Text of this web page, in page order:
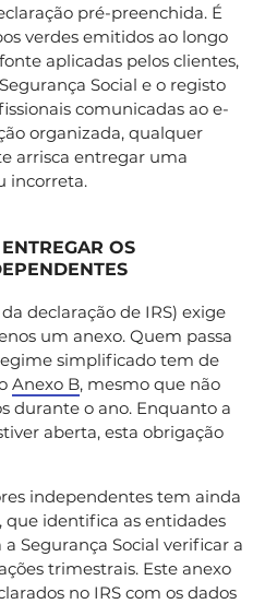
pré-preenchida. É
verdes emitidos ao longo
aplicadas pelos clientes,
Social e o registo
comunicadas ao e-
organizada, qualquer
arrisca entregar uma
incorreta.
OS
declaração de IRS) exige
um anexo. Quem passa
simplificado tem de
Anexo B, mesmo que não
durante o ano. Enquanto a
aberta, esta obrigação
independentes tem ainda
que identifica as entidades
Segurança Social verificar a
trimestrais. Este anexo
no IRS com os dados